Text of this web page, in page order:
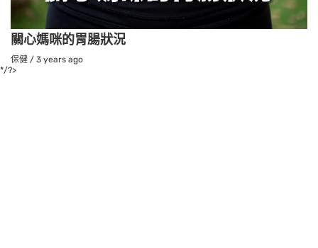
關心媽咪的胃腸狀況
保健 / 3 years ago
*/?>